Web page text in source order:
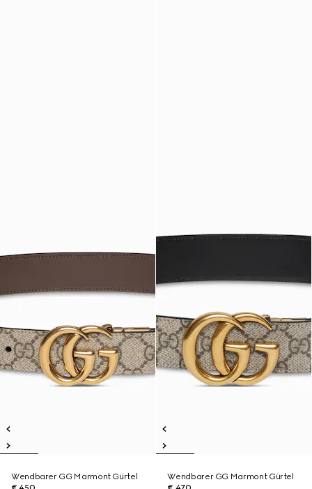
Wendbarer GG Marmont Gürtel
Wendbarer GG Marmont Gürtel